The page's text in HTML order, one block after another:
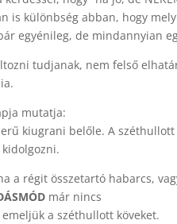
is különbség abban, hogy
egyénileg, de mindannyian
tudjanak, nem felső
mutatja:
kiugrani belőle. A széthullott
a régit összetartó habarcs,
már nincs
a széthullott köveket.